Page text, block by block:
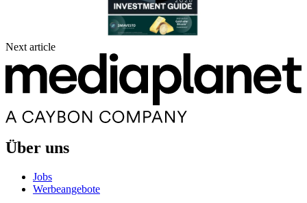
Next article
Über uns
Jobs
Werbeangebote